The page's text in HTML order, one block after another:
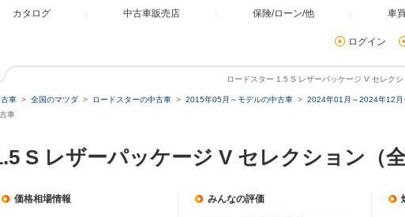
カタログ 中古車販売店 保険/ローン/他 車
ログイン
ロードスター 1.5 S レザーパッケージ V セレク
車 全国のマツダ ロードスターの中古車 2015年05月～モデルの中古車
2024年01月～2024年12月
車
S レザーパッケージ V セレクション（
価格相場情報 みんなの評価